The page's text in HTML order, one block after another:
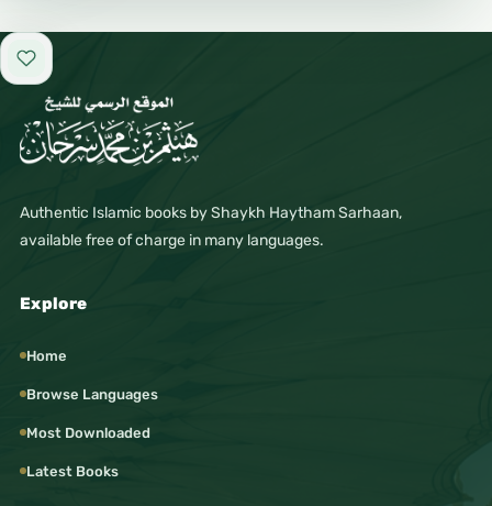
Add to favorites
Authentic Islamic books by Shaykh Haytham Sarhaan,
available free of charge in many languages.
Explore
Home
Browse Languages
Most Downloaded
Latest Books